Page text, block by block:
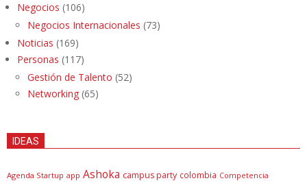
Negocios (106)
Negocios Internacionales (73)
Noticias (169)
Personas (117)
Gestión de Talento (52)
Networking (65)
IDEAS
Agenda Startup app Ashoka campus party colombia Competencia